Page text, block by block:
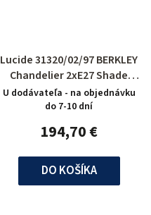
Lucide 31320/02/97 BERKLEY
Chandelier 2xE27 Shade
Metal Rust
U dodávateľa - na objednávku
do 7-10 dní
194,70 €
DO KOŠÍKA